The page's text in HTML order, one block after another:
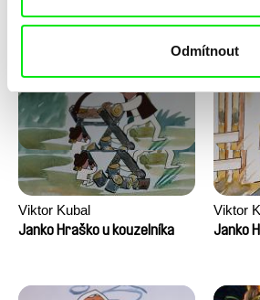
Odmítnout
Auguste Lefort, Antoine Rossi
Viktor Kubal
Janko Hraško u kouzelníka
Viktor
Janko